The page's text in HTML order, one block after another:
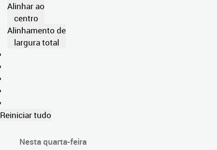
Alinhar ao
centro
Alinhamento de
largura total
Reiniciar tudo
Nesta quarta-feira